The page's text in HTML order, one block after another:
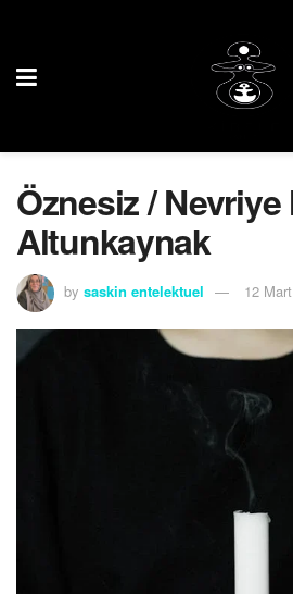
Öznesiz / Nevriye
Altunkaynak
by saskin entelektuel 12